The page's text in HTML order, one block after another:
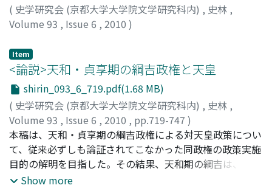
( 史学研究会 (京都大学大学院文学研究科内) , 史林 ,
Volume 93 , Issue 6 , 2010 )
Item
<論説>天和・貞享期の綱吉政権と天皇
shirin_093_6_719.pdf(1.68 MB)
( 史学研究会 (京都大学大学院文学研究科内) , 史林 ,
Volume 93 , Issue 6 , 2010 , pp.719-747 )
野村, 玄 ;NOMURA, Gen;ノムラ, ゲン
本稿は、天和・貞享期の綱吉政権による対天皇政策につい
て、従来必ずしも論証されてこなかった同政権の政策実施
目的の解明を目指した。その結果、天和期の綱吉は、廃一
宮により傷ついた皇位継承行為の権威回復を図り、その一
Show more